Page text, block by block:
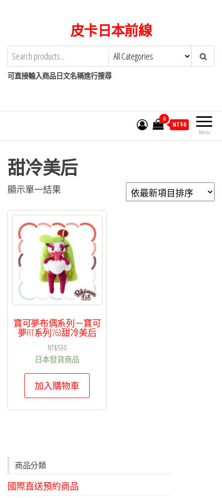
content
皮卡日本前線
可直接輸入商品日文名稱進行搜尋
Menu
0
NT$0
甜冷美后
顯示單一結果
寶可夢布偶系列－寶可
夢FIT系列763甜冷美后
NT$530
日本發貨商品
加入購物車
商品分類
國際直送預約商品